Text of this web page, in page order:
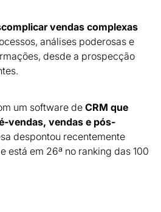
vendas complexas
análises poderosas e
desde a prospecção
um software de CRM que
vendas, vendas e pós-
despontou recentemente
está em 26ª no ranking das 100